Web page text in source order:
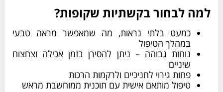
למה לבחור בקשתיות שקופות?
כמעט בלתי נראות, מה שמאפשר מראה טבעי
במהלך הטיפול
נוחות גבוהה – ניתן להסירן בזמן אכילה וצחצוח
שיניים
פחות גירוי לחניכיים ולרקמות הרכות
טיפול מותאם אישית עם תוכנית ממוחשבת מראש